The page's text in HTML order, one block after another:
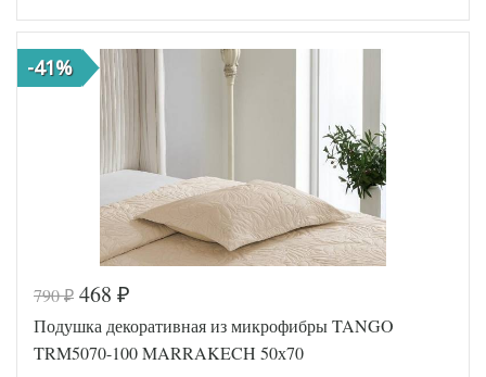
Наполнитель
Синтепон
Ткань
Микрофибра
Производитель
Код товара
Артикул
TT114607
Размер
подушки
50х70
-41%
790₽ 468 ₽
Подушка декоративная из микрофибры TANGO
TRM5070-100 MARRAKECH 50х70